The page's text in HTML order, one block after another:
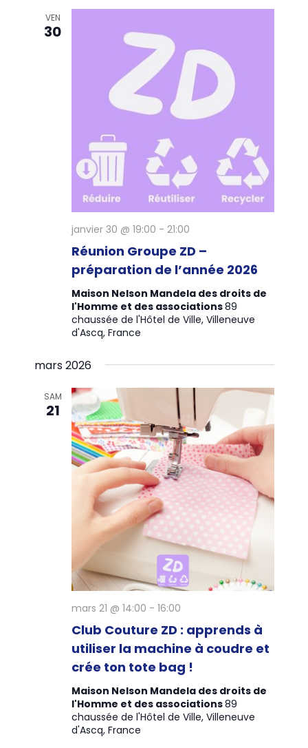
VEN
30
Réunion Groupe ZD –
préparation de l’année 2026
janvier 30 @ 19:00 - 21:00
Maison Nelson Mandela des droits de
l'Homme et des associations89
chaussée de l'Hôtel de Ville, Villeneuve
d'Ascq, France
mars 2026
SAM
21
Club Couture ZD : apprends à
utiliser la machine à coudre et
crée ton tote bag !
mars 21 @ 14:00 - 16:00
Maison Nelson Mandela des droits de
l'Homme et des associations89
chaussée de l'Hôtel de Ville, Villeneuve
d'Ascq, France